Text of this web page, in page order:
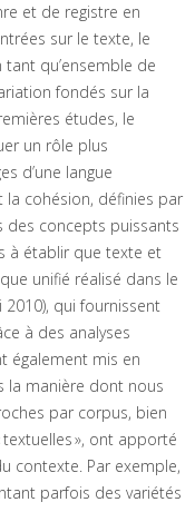
et de registre en
sur le texte, le
qu’ensemble de
fondés sur la
études, le
un rôle plus
d’une langue
la cohésion, définies par
des concepts puissants
à établir que texte et
unifié réalisé dans le
qui fournissent
à des analyses
également mis en
la manière dont nous
par corpus, bien
», ont apporté
contexte. Par exemple,
parfois des variétés